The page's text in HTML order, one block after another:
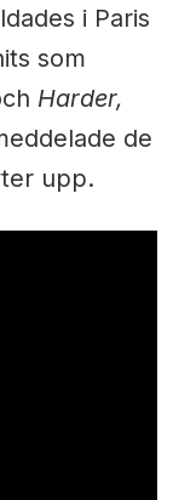
i Paris
som
Harder,
de
upp.